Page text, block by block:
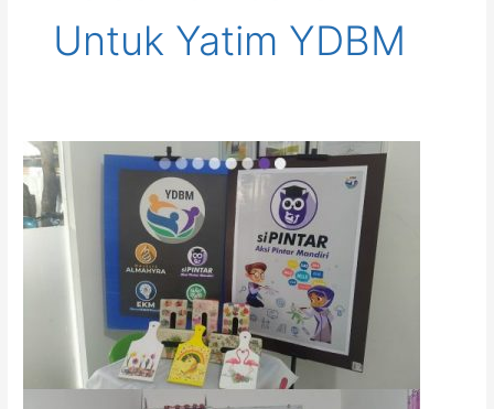
Untuk Yatim YDBM
Sipintar
YDBM:
Melatih
Kemandirian
Kerajinan